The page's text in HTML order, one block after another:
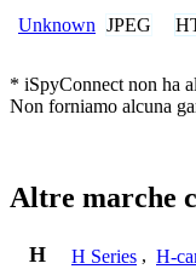
Unknown JPEG
* iSpyConnect non ha
Non forniamo alcuna
Altre marche
H H Series , H-